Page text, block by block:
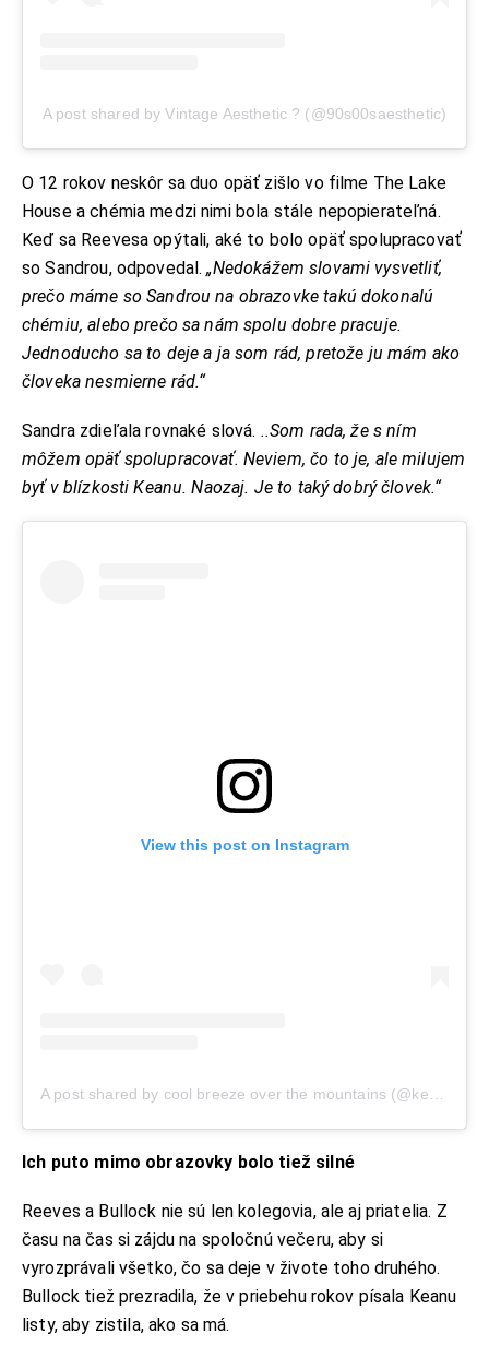
A post shared by Vintage Aesthetic ? (@90s00saesthetic)
O 12 rokov neskôr sa duo opäť zišlo vo filme The Lake
House a chémia medzi nimi bola stále nepopierateľná.
Keď sa Reevesa opýtali, aké to bolo opäť spolupracovať
so Sandrou, odpovedal.„Nedokážem slovami vysvetliť,
prečo máme so Sandrou na obrazovke takú dokonalú
chémiu, alebo prečo sa nám spolu dobre pracuje.
Jednoducho sa to deje a ja som rád, pretože ju mám ako
človeka nesmierne rád.“
Sandra zdieľala rovnaké slová. ..Som rada, že s ním
môžem opäť spolupracovať. Neviem, čo to je, ale milujem
byť v blízkosti Keanu. Naozaj. Je to taký dobrý človek.“
View this post on Instagram
Ich puto mimo obrazovky bolo tiež silné
Reeves a Bullock nie sú len kolegovia, ale aj priatelia. Z
času na čas si zájdu na spoločnú večeru, aby si
vyrozprávali všetko, čo sa deje v živote toho druhého.
Bullock tiež prezradila, že v priebehu rokov písala Keanu
listy, aby zistila, ako sa má.